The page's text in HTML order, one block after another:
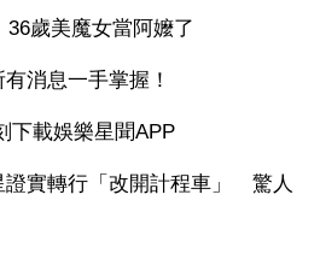
36歲美魔女當阿嬤了
消息一手掌握！
下載娛樂星聞APP
證實轉行「改開計程車」 驚人